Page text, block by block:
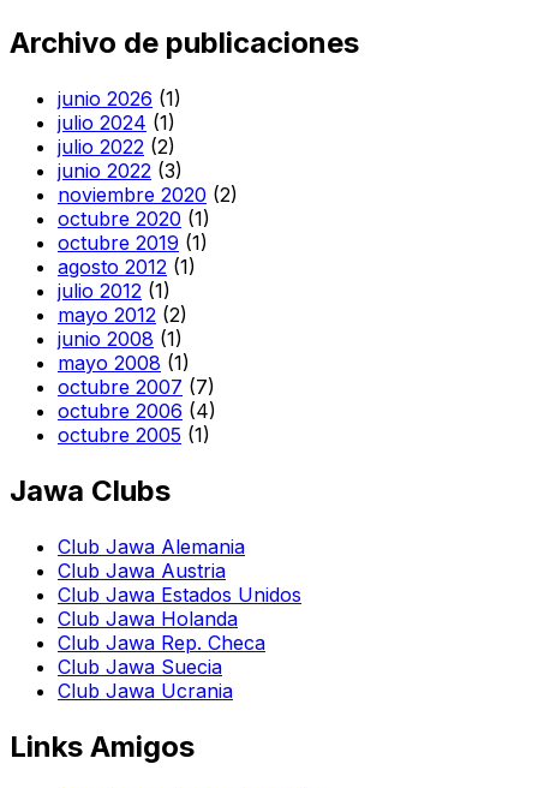
Archivo de publicaciones
junio 2026 (1)
julio 2024 (1)
julio 2022 (2)
junio 2022 (3)
noviembre 2020 (2)
octubre 2020 (1)
octubre 2019 (1)
agosto 2012 (1)
julio 2012 (1)
mayo 2012 (2)
junio 2008 (1)
mayo 2008 (1)
octubre 2007 (7)
octubre 2006 (4)
octubre 2005 (1)
Jawa Clubs
Club Jawa Alemania
Club Jawa Austria
Club Jawa Estados Unidos
Club Jawa Holanda
Club Jawa Rep. Checa
Club Jawa Suecia
Club Jawa Ucrania
Links Amigos